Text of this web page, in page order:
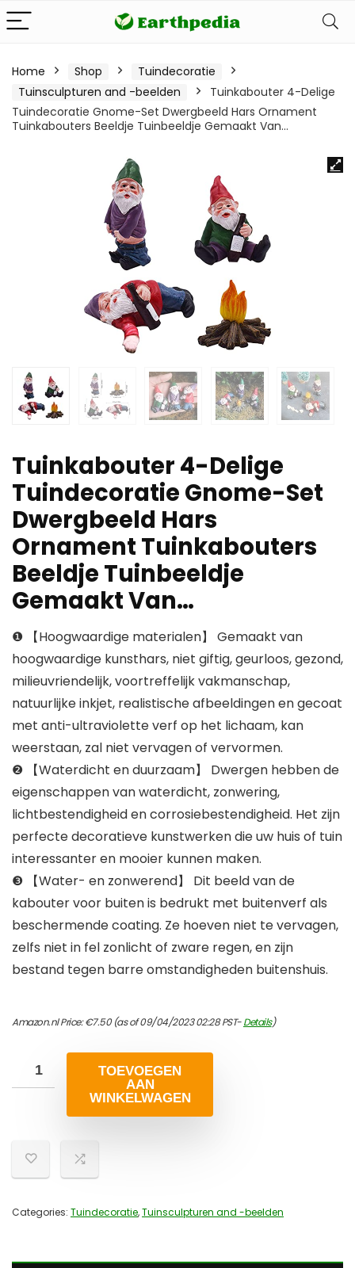
Home Shop
Tuindecoratie
Tuinsculpturen and -beelden
Tuinkabouter 4-Delige
Tuindecoratie Gnome-Set Dwergbeeld Hars Ornament
Tuinkabouters Beeldje Tuinbeeldje Gemaakt Van…
Tuinkabouter 4-Delige
Tuindecoratie Gnome-Set
Dwergbeeld Hars
Ornament Tuinkabouters
Beeldje Tuinbeeldje
Gemaakt Van…
❶ 【Hoogwaardige materialen】 Gemaakt van
hoogwaardige kunsthars, niet giftig, geurloos, gezond,
milieuvriendelijk, voortreffelijk vakmanschap,
natuurlijke inkjet, realistische afbeeldingen en gecoat
met anti-ultraviolette verf op het lichaam, kan
weerstaan, zal niet vervagen of vervormen.
❷ 【Waterdicht en duurzaam】 Dwergen hebben de
eigenschappen van waterdicht, zonwering,
lichtbestendigheid en corrosiebestendigheid. Het zijn
perfecte decoratieve kunstwerken die uw huis of tuin
interessanter en mooier kunnen maken.
❸ 【Water- en zonwerend】 Dit beeld van de
kabouter voor buiten is bedrukt met buitenverf als
beschermende coating. Ze hoeven niet te vervagen,
zelfs niet in fel zonlicht of zware regen, en zijn
bestand tegen barre omstandigheden buitenshuis.
Amazon.nl Price:€7.50(as of 09/04/2023 02:28 PST-Details)
TOEVOEGEN
AAN
WINKELWAGEN
Categories: Tuindecoratie,Tuinsculpturen and -beelden